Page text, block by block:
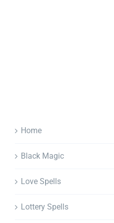
Home
Black Magic
Love Spells
Lottery Spells